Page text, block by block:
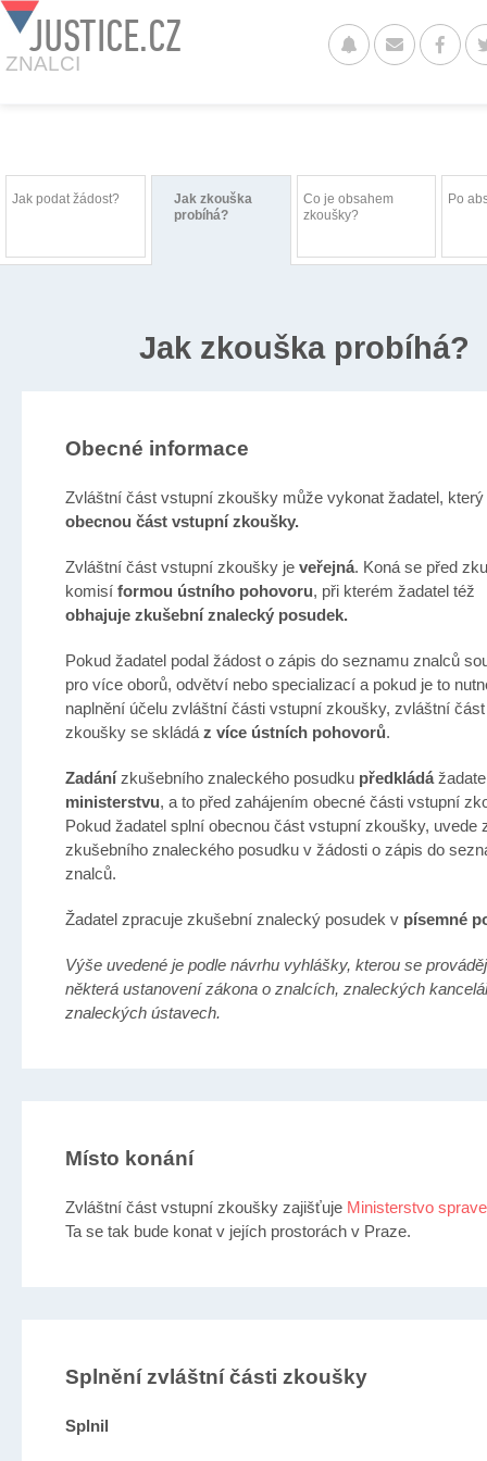
JUSTICE.CZ
ZNALCI
Jak podat žádost?
Jak zkouška
probíhá?
Co je obsahem
zkoušky?
Po
Jak zkouška probíhá?
Obecné informace
Zvláštní část vstupní zkoušky může vykonat žadatel, který
obecnou část vstupní zkoušky.
Zvláštní část vstupní zkoušky je veřejná. Koná se před
komisí formou ústního pohovoru, při kterém žadatel též
obhajuje zkušební znalecký posudek.
Pokud žadatel podal žádost o zápis do seznamu znalců
pro více oborů, odvětví nebo specializací a pokud je to
naplnění účelu zvláštní části vstupní zkoušky, zvláštní
zkoušky se skládá z více ústních pohovorů.
Zadánízkušebního znaleckého posudku předkládá
ministerstvu, a to před zahájením obecné části vstupní
Pokud žadatel splní obecnou část vstupní zkoušky, uvede
zkušebního znaleckého posudku v žádosti o zápis do
znalců.
Žadatel zpracuje zkušební znalecký posudek v písemné
Výše uvedené je podle návrhu vyhlášky, kterou se
některá ustanovení zákona o znalcích, znaleckých
znaleckých ústavech.
Místo konání
Zvláštní část vstupní zkoušky zajišťuje Ministerstvo
Ta se tak bude konat v jejích prostorách v Praze.
Splnění zvláštní části zkoušky
Splnil